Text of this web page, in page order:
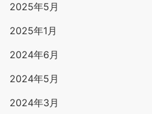
2025年5月
2025年1月
2024年6月
2024年5月
2024年3月